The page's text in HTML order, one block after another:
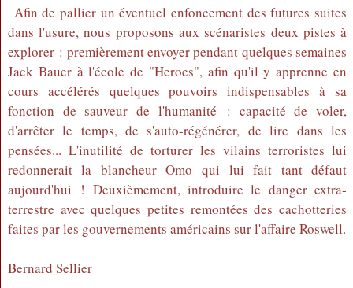
Afin de pallier un éventuel enfoncement des futures suites
dans l'usure, nous proposons aux scénaristes deux pistes à
explorer : premièrement envoyer pendant quelques semaines
Jack Bauer à l'école de "Heroes", afin qu'il y apprenne en
cours accélérés quelques pouvoirs indispensables à sa
fonction de sauveur de l'humanité : capacité de voler,
d'arrêter le temps, de s'auto-régénérer, de lire dans les
pensées... L'inutilité de torturer les vilains terroristes lui
redonnerait la blancheur Omo qui lui fait tant défaut
aujourd'hui ! Deuxièmement, introduire le danger extra-
terrestre avec quelques petites remontées des cachotteries
faites par les gouvernements américains sur l'affaire Roswell.
Bernard Sellier